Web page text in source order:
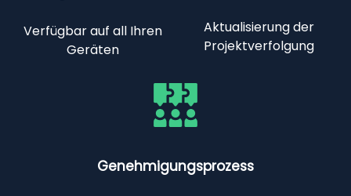
Verfügbar auf all Ihren
Geräten
Aktualisierung der
Projektverfolgung
Genehmigungsprozess